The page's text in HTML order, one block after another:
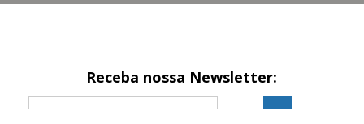
Receba nossa Newsletter: